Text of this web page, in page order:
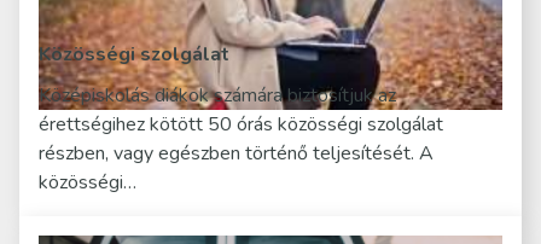
Közösségi szolgálat
Középiskolás diákok számára biztosítjuk az
érettségihez kötött 50 órás közösségi szolgálat
részben, vagy egészben történő teljesítését. A
közösségi…